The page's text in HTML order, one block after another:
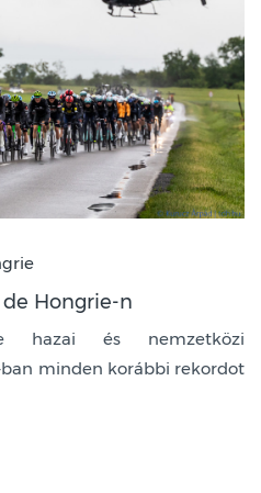
Hongrie-n
és nemzetközi
minden korábbi rekordot